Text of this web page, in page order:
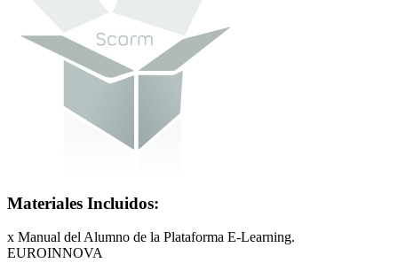
Materiales Incluidos:
x Manual del Alumno de la Plataforma E-Learning.
EUROINNOVA